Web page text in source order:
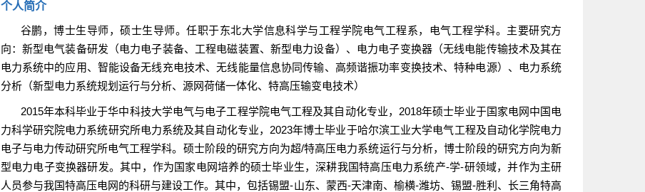
个人简介
谷鹏，博士生导师，硕士生导师。任职于东北大学信息科学与工程学院电气工程系，电气工程学科。主要研究方
向：新型电气装备研发（电力电子装备、工程电磁装置、新型电力设备）、电力电子变换器（无线电能传输技术及其在
电力系统中的应用、智能设备无线充电技术、无线能量信息协同传输、高频谐振功率变换技术、特种电源）、电力系统
分析（新型电力系统规划运行与分析、源网荷储一体化、特高压输变电技术）
2015年本科毕业于华中科技大学电气与电子工程学院电气工程及其自动化专业，2018年硕士毕业于国家电网中国电
力科学研究院电力系统研究所电力系统及其自动化专业，2023年博士毕业于哈尔滨工业大学电气工程及自动化学院电力
电子与电力传动研究所电气工程学科。 硕士阶段的研究方向为超/特高压电力系统运行与分析，博士阶段的研究方向为新
型电力电子变换器研发。其中，作为国家电网培养的硕士毕业生，深耕我国特高压电力系统产-学-研领域，并作为主研
人员参与我国特高压电网的科研与建设工作。其中，包括锡盟-山东、蒙西-天津南、榆横-潍坊、锡盟-胜利、长三角特高